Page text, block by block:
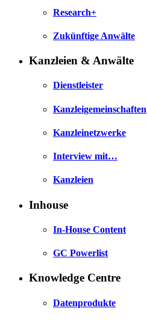
Research+
Zukünftige Anwälte
Kanzleien & Anwälte
Dienstleister
Kanzleigemeinschaften
Kanzleinetzwerke
Interview mit…
Kanzleien
Inhouse
In-House Content
GC Powerlist
Knowledge Centre
Datenprodukte